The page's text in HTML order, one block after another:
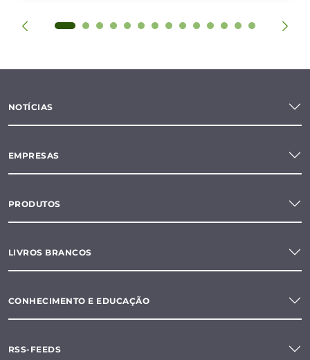
NOTÍCIAS
EMPRESAS
PRODUTOS
LIVROS BRANCOS
CONHECIMENTO E EDUCAÇÃO
RSS-FEEDS